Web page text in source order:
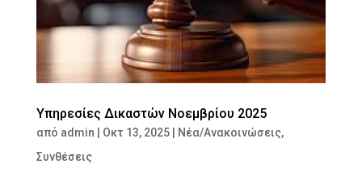
Υπηρεσίες Δικαστών Νοεμβρίου 2025
από admin Οκτ 13, 2025| Νέα/Ανακοινώσεις,
Συνθέσεις